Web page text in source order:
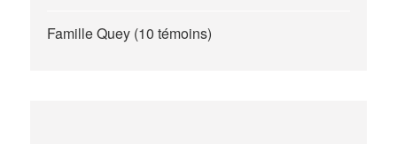
Famille Quey (10 témoins)